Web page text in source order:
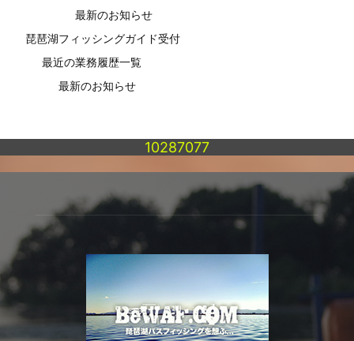
最新のお知らせ
琵琶湖フィッシングガイド受付
最近の業務履歴一覧
最新のお知らせ
10287077